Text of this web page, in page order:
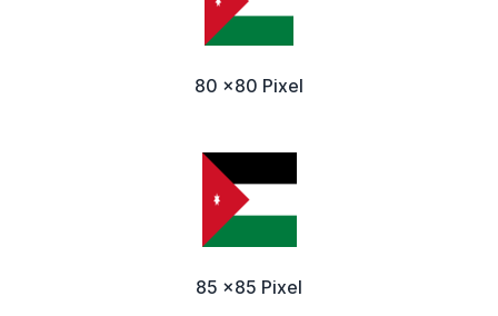
80 x80 Pixel
85 x85 Pixel